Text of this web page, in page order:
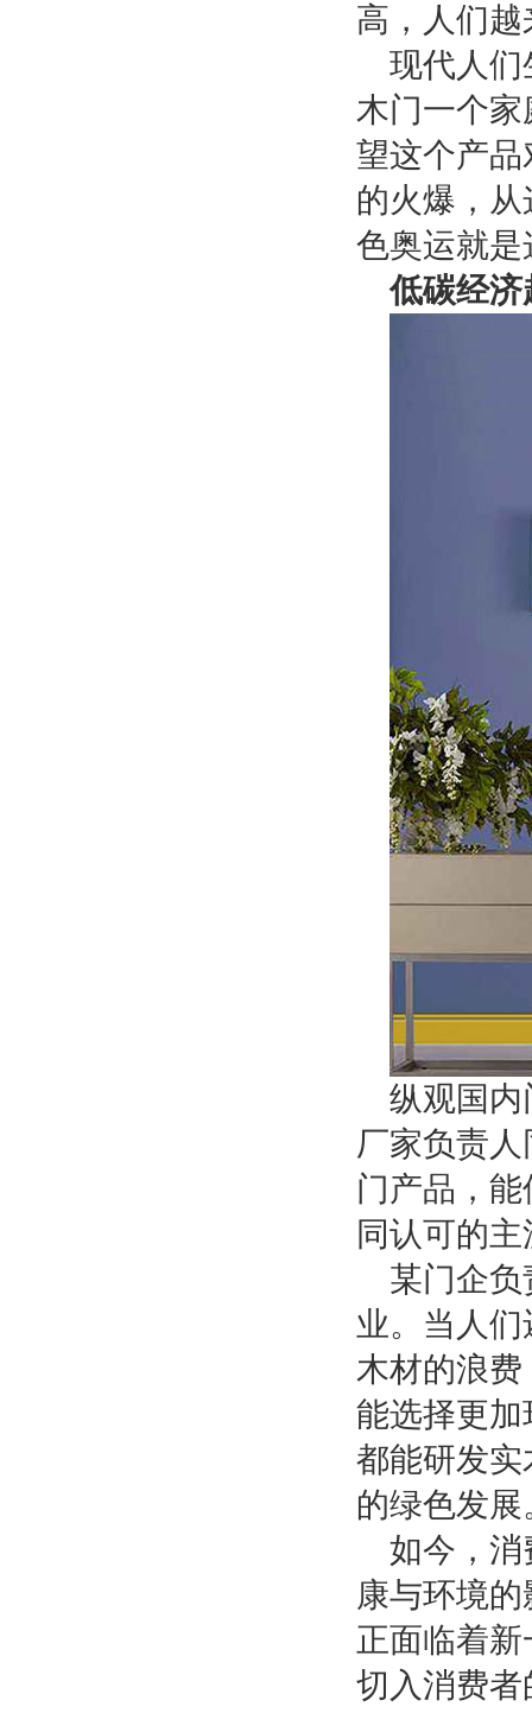
高，人们
现代人们
木门一个
望这个产
的火爆，
色奥运就
低碳经济
纵观国内
厂家负责
门产品，
同认可的
某门企
业。当人
木材的浪
能选择更
都能研发
的绿色发展
如今，消
康与环境
正面临着
切入消费